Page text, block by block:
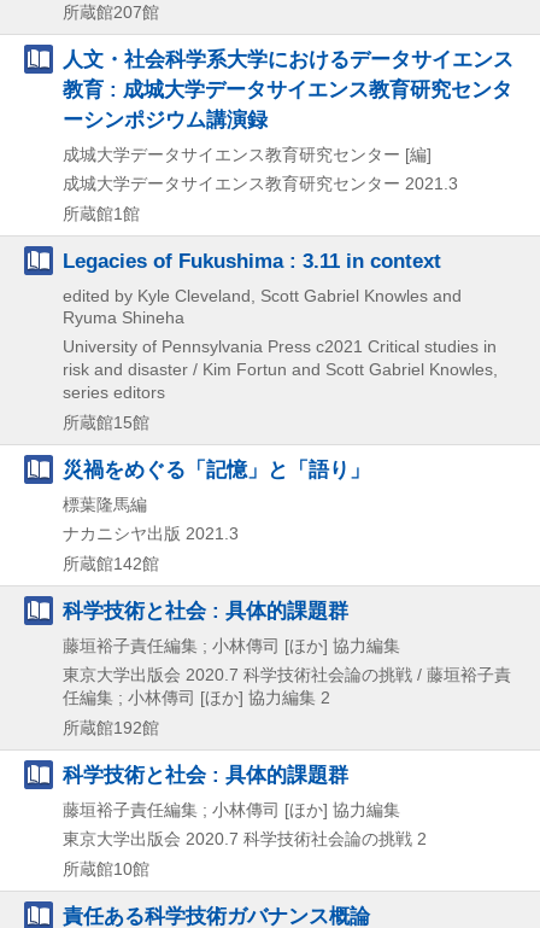
所蔵館207館
人文・社会科学系大学におけるデータサイエンス
教育 : 成城大学データサイエンス教育研究センタ
ーシンポジウム講演録
成城大学データサイエンス教育研究センター [編]
成城大学データサイエンス教育研究センター 2021.3
所蔵館1館
Legacies of Fukushima : 3.11 in context
edited by Kyle Cleveland, Scott Gabriel Knowles and
Ryuma Shineha
University of Pennsylvania Press c2021 Critical studies in
risk and disaster / Kim Fortun and Scott Gabriel Knowles,
series editors
所蔵館15館
災禍をめぐる「記憶」と「語り」
標葉隆馬編
ナカニシヤ出版 2021.3
所蔵館142館
科学技術と社会 : 具体的課題群
藤垣裕子責任編集 ; 小林傳司 [ほか] 協力編集
東京大学出版会 2020.7 科学技術社会論の挑戦 / 藤垣裕子責
任編集 ; 小林傳司 [ほか] 協力編集 2
所蔵館192館
科学技術と社会 : 具体的課題群
藤垣裕子責任編集 ; 小林傳司 [ほか] 協力編集
東京大学出版会 2020.7 科学技術社会論の挑戦 2
所蔵館10館
責任ある科学技術ガバナンス概論